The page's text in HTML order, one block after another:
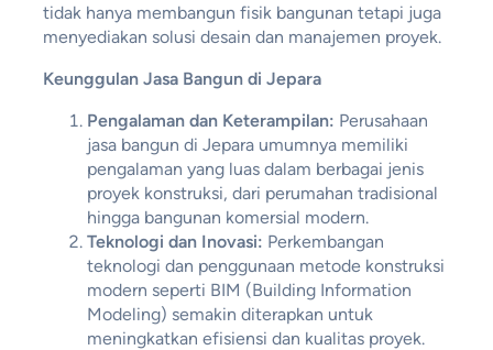
tidak hanya membangun fisik bangunan tetapi juga
menyediakan solusi desain dan manajemen proyek.
Keunggulan Jasa Bangun di Jepara
Pengalaman dan Keterampilan: Perusahaan
jasa bangun di Jepara umumnya memiliki
pengalaman yang luas dalam berbagai jenis
proyek konstruksi, dari perumahan tradisional
hingga bangunan komersial modern.
Teknologi dan Inovasi: Perkembangan
teknologi dan penggunaan metode konstruksi
modern seperti BIM (Building Information
Modeling) semakin diterapkan untuk
meningkatkan efisiensi dan kualitas proyek.